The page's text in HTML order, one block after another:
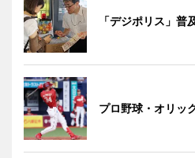
「デジポリス」普
プロ野球・オリッ